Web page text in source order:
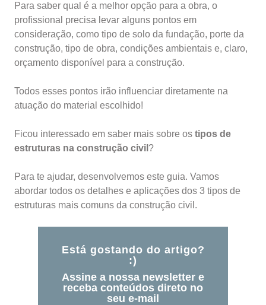
Para saber qual é a melhor opção para a obra, o
profissional precisa levar alguns pontos em
consideração, como tipo de solo da fundação, porte da
construção, tipo de obra, condições ambientais e, claro,
orçamento disponível para a construção.
Todos esses pontos irão influenciar diretamente na
atuação do material escolhido!
Ficou interessado em saber mais sobre os tipos de
estruturas na construção civil ?
Para te ajudar, desenvolvemos este guia. Vamos
abordar todos os detalhes e aplicações dos 3 tipos de
estruturas mais comuns da construção civil.
Está gostando do artigo?
:)
Assine a nossa newsletter e
receba conteúdos direto no
seu e-mail